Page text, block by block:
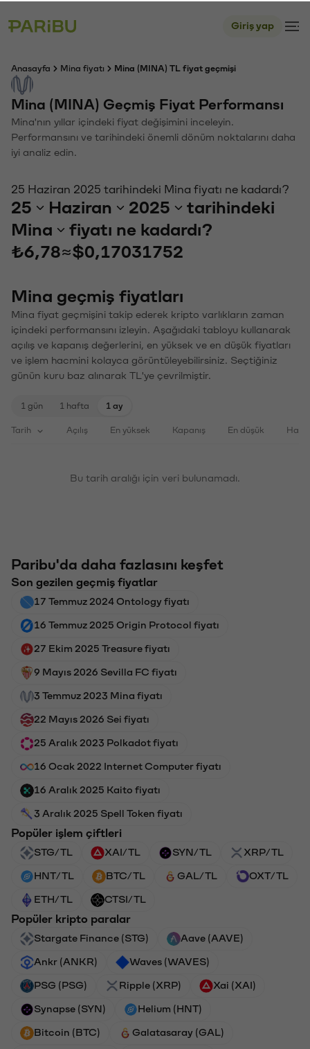
Giriş yap
Anasayfa Mina fiyatı Mina (MINA) TL fiyat geçmişi
Mina (MINA) Geçmiş Fiyat Performansı
Mina'nın yıllar içindeki fiyat değişimini inceleyin.
Performansını ve tarihindeki önemli dönüm noktalarını daha
iyi analiz edin.
25 Haziran 2025 tarihindeki Mina fiyatı ne kadardı?
25 Haziran 2025
tarihindeki
Mina
fiyatı ne kadardı?
₺6,78≈$0,17031752
Mina geçmiş fiyatları
Mina fiyat geçmişini takip ederek kripto varlıkların zaman
içindeki performansını izleyin. Aşağıdaki tabloyu kullanarak
açılış ve kapanış değerlerini, en yüksek ve en düşük fiyatları
ve işlem hacmini kolayca görüntüleyebilirsiniz. Seçtiğiniz
günün kuru baz alınarak TL'ye çevrilmiştir.
1 gün 1 hafta 1 ay
Tarih Açılış En yüksek Kapanış En düşük
Bu tarih aralığı için veri bulunamadı.
Paribu'da daha fazlasını keşfet
Son gezilen geçmiş fiyatlar
17 Temmuz 2024 Ontology fiyatı
16 Temmuz 2025 Origin Protocol fiyatı
27 Ekim 2025 Treasure fiyatı
9 Mayıs 2026 Sevilla FC fiyatı
3 Temmuz 2023 Mina fiyatı
22 Mayıs 2026 Sei fiyatı
25 Aralık 2023 Polkadot fiyatı
16 Ocak 2022 Internet Computer fiyatı
16 Aralık 2025 Kaito fiyatı
3 Aralık 2025 Spell Token fiyatı
Popüler işlem çiftleri
STG/TL XAI/TL SYN/TL XRP/TL
HNT/TL BTC/TL GAL/TL OXT/TL
ETH/TL CTSI/TL
Popüler kripto paralar
Stargate Finance (STG) Aave (AAVE)
Ankr (ANKR) Waves (WAVES)
PSG (PSG) Ripple (XRP) Xai (XAI)
Synapse (SYN) Helium (HNT)
Bitcoin (BTC) Galatasaray (GAL)